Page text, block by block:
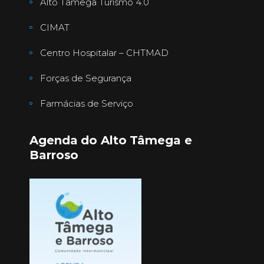
CIMAT
Centro Hospitalar – CHTMAD
Forças de Segurança
Farmácias de Serviço
Agenda do Alto Tâmega e
Barroso